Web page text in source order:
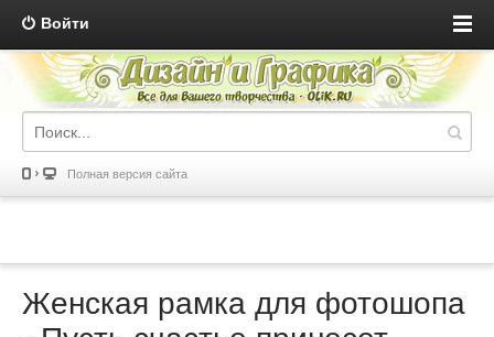
Войти
Полная версия сайта
Женская рамка для фотошопа